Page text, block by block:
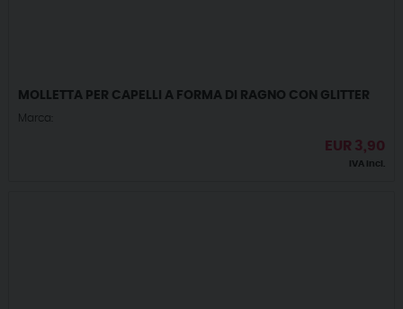
MOLLETTA PER CAPELLI A FORMA DI RAGNO CON GLITTER
Marca:
EUR 3,90
IVA incl.